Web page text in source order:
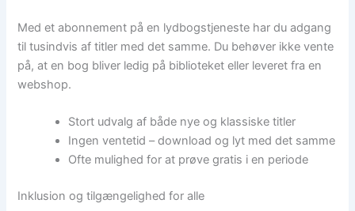
Med et abonnement på en lydbogstjeneste har du adgang
til tusindvis af titler med det samme. Du behøver ikke vente
på, at en bog bliver ledig på biblioteket eller leveret fra en
webshop.
Stort udvalg af både nye og klassiske titler
Ingen ventetid – download og lyt med det samme
Ofte mulighed for at prøve gratis i en periode
Inklusion og tilgængelighed for alle